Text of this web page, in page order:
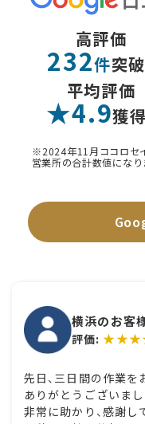
高評価
232件突破
平均評価
★4.9獲得
※2024年11月ココロセ
営業所の合計数値になり
横浜のお客
評価:
先日、三日間の作業を
ありがとうございまし
非常に助かり、感謝し